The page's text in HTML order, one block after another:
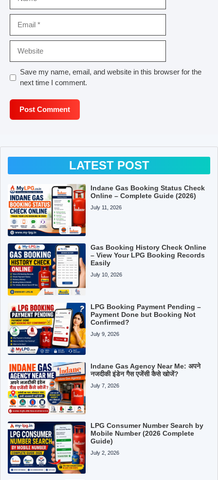
Save my name, email, and website in this browser for the
next time I comment.
LATEST POST
Indane Gas Booking Status Check
Online – Complete Guide (2026)
July 11, 2026
Gas Booking History Check Online
– View Your LPG Booking Records
Easily
July 10, 2026
LPG Booking Payment Pending –
Payment Done but Booking Not
Confirmed?
July 9, 2026
Indane Gas Agency Near Me: अपने
नजदीकी इंडेन गैस एजेंसी कैसे खोजें?
July 7, 2026
LPG Consumer Number Search by
Mobile Number (2026 Complete
Guide)
July 2, 2026